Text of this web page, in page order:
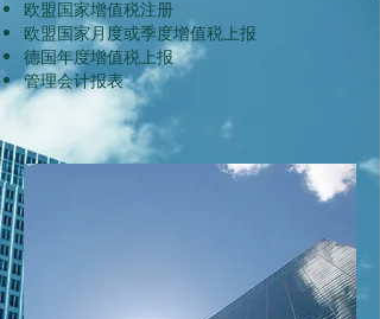
欧盟国家增值税注册
​欧盟国家月度或季度增值税上报
德国年度增值税上报
管理会计报表